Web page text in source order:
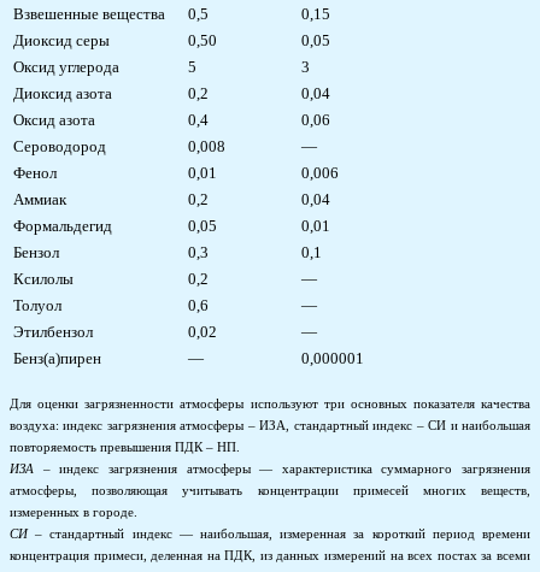
Взвешенные вещества 0,5
0,15
Диоксид серы
0,50
0,05
Оксид углерода
5
3
Диоксид азота
0,2
0,04
Оксид азота
0,4
0,06
Сероводород
0,008
—
Фенол
0,01
0,006
Аммиак
0,2
0,04
Формальдегид
0,05
0,01
Бензол
0,3
0,1
Ксилолы
0,2
—
Толуол
0,6
—
Этилбензол
0,02
—
Бенз(а)пирен
— 0,000001
Для оценки загрязненности атмосферы используют три основных показателя качества
воздуха: индекс загрязнения атмосферы – ИЗА, стандартный индекс – СИ и наибольшая
повторяемость превышения ПДК – НП.
ИЗА – индекс загрязнения атмосферы — характеристика суммарного загрязнения
атмосферы, позволяющая учитывать концентрации примесей многих веществ,
измеренных в городе.
CИ– стандартный индекс — наибольшая, измеренная за короткий период времени
концентрация примеси, деленная на ПДК, из данных измерений на всех постах за всеми